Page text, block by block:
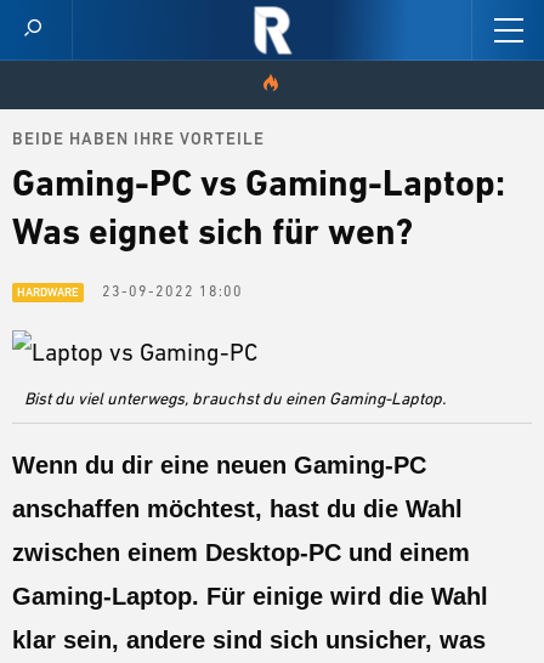
HOME
VIDEOS
NEWS
PATCH NOTES
GUIDES
ESPORTS
BEIDE HABEN IHRE VORTEILE
Gaming-PC vs Gaming-Laptop:
Was eignet sich für wen?
HARDWARE 23-09-2022 18:00
Bist du viel unterwegs, brauchst du einen Gaming-Laptop.
Wenn du dir eine neuen Gaming-PC
anschaffen möchtest, hast du die Wahl
zwischen einem Desktop-PC und einem
Gaming-Laptop. Für einige wird die Wahl
klar sein, andere sind sich unsicher, was